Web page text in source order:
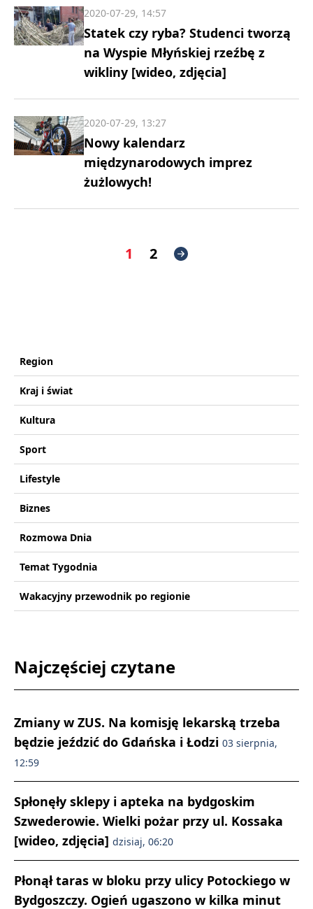
Statek czy ryba? Studenci tworzą
na Wyspie Młyńskiej rzeźbę z
wikliny [wideo, zdjęcia]
2020-07-29, 14:57
Nowy kalendarz
międzynarodowych imprez
żużlowych!
2020-07-29, 13:27
1 2
Region
Kraj i świat
Kultura
Sport
Lifestyle
Biznes
Rozmowa Dnia
Temat Tygodnia
Wakacyjny przewodnik po regionie
Najczęściej czytane
Zmiany w ZUS. Na komisję lekarską trzeba
będzie jeździć do Gdańska i Łodzi 03 sierpnia,
12:59
Spłonęły sklepy i apteka na bydgoskim
Szwederowie. Wielki pożar przy ul. Kossaka
[wideo, zdjęcia] dzisiaj, 06:20
Płonął taras w bloku przy ulicy Potockiego w
Bydgoszczy. Ogień ugaszono w kilka minut